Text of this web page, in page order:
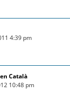
4:39 pm
Català
10:48 pm